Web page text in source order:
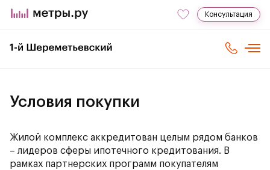
Консультация
Условия покупки
Жилой комплекс аккредитован целым рядом банков
– лидеров сферы ипотечного кредитования. В
рамках партнерских программ покупателям